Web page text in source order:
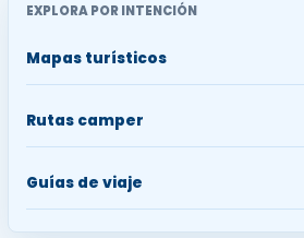
EXPLORA POR INTENCIÓN
Mapas turísticos
Rutas camper
Guías de viaje